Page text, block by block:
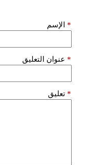
الإسم *
عنوان التعليق *
تعليق *